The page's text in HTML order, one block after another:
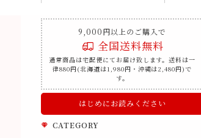
9,000円以上のご購入で
全国送料無料
通常商品は宅配便にてお届け致します。送料は一
律880円(北海道は1,980円・沖縄は2,480円)で
す。
はじめにお読みください
CATEGORY